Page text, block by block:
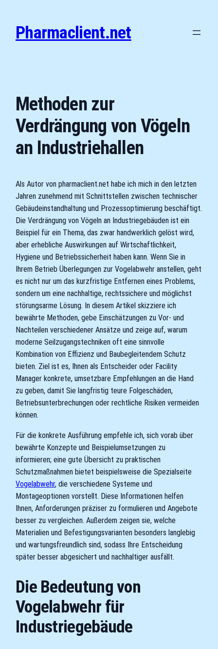
springen
Pharmaclient.net
Methoden zur
Verdrängung von Vögeln
an Industriehallen
Als Autor von pharmaclient.net habe ich mich in den letzten
Jahren zunehmend mit Schnittstellen zwischen technischer
Gebäudeinstandhaltung und Prozessoptimierung beschäftigt.
Die Verdrängung von Vögeln an Industriegebäuden ist ein
Beispiel für ein Thema, das zwar handwerklich gelöst wird,
aber erhebliche Auswirkungen auf Wirtschaftlichkeit,
Hygiene und Betriebssicherheit haben kann. Wenn Sie in
Ihrem Betrieb Überlegungen zur Vogelabwehr anstellen, geht
es nicht nur um das kurzfristige Entfernen eines Problems,
sondern um eine nachhaltige, rechtssichere und möglichst
störungsarme Lösung. In diesem Artikel skizziere ich
bewährte Methoden, gebe Einschätzungen zu Vor- und
Nachteilen verschiedener Ansätze und zeige auf, warum
moderne Seilzugangstechniken oft eine sinnvolle
Kombination von Effizienz und Baubegleitendem Schutz
bieten. Ziel ist es, Ihnen als Entscheider oder Facility
Manager konkrete, umsetzbare Empfehlungen an die Hand
zu geben, damit Sie langfristig teure Folgeschäden,
Betriebsunterbrechungen oder rechtliche Risiken vermeiden
können.
Für die konkrete Ausführung empfehle ich, sich vorab über
bewährte Konzepte und Beispielumsetzungen zu
informieren; eine gute Übersicht zu praktischen
Schutzmaßnahmen bietet beispielsweise die Spezialseite
Vogelabwehr, die verschiedene Systeme und
Montageoptionen vorstellt. Diese Informationen helfen
Ihnen, Anforderungen präziser zu formulieren und Angebote
besser zu vergleichen. Außerdem zeigen sie, welche
Materialien und Befestigungsvarianten besonders langlebig
und wartungsfreundlich sind, sodass Ihre Entscheidung
später besser abgesichert und nachhaltiger ausfällt.
Die Bedeutung von
Vogelabwehr für
Industriegebäude